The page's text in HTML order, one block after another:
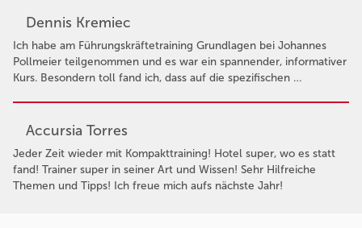
Dennis Kremiec
Ich habe am Führungskräftetraining Grundlagen bei Johannes
Pollmeier teilgenommen und es war ein spannender, informativer
Kurs. Besondern toll fand ich, dass auf die spezifischen …
Accursia Torres
Jeder Zeit wieder mit Kompakttraining! Hotel super, wo es statt
fand! Trainer super in seiner Art und Wissen! Sehr Hilfreiche
Themen und Tipps! Ich freue mich aufs nächste Jahr!